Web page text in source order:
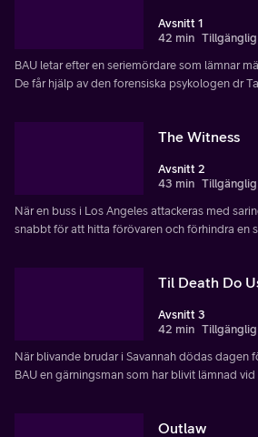
Avsnitt 1
42 min
BAU letar efter en seriemördare som lämnar
De får hjälp av den forensiska psykologen dr
The Witness
Avsnitt 2
43 min
När en buss i Los Angeles attackeras med
snabbt för att hitta förövaren och förhindra en
Til Death Do
Avsnitt 3
42 min
När blivande brudar i Savannah dödas dagen
BAU en gärningsman som har blivit lämnad vid
Outlaw